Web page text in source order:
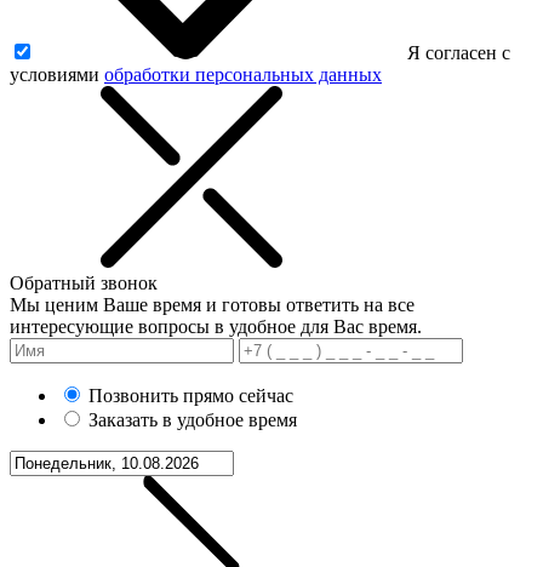
Я согласен с
условиями обработки персональных данных
Обратный звонок
Мы ценим Ваше время и готовы ответить на все
интересующие вопросы в удобное для Вас время.
Позвонить прямо сейчас
Заказать в удобное время